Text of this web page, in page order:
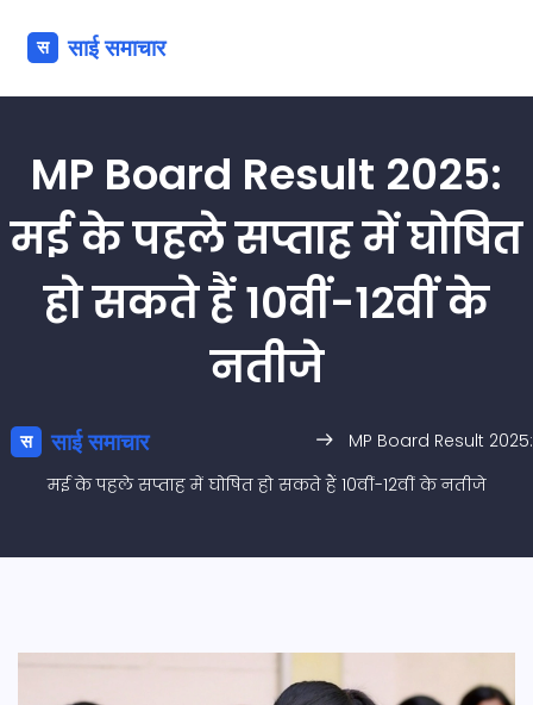
MP Board Result 2025:
मई के पहले सप्ताह में घोषित
हो सकते हैं 10वीं-12वीं के
नतीजे
MP Board Result 2025:
मई के पहले सप्ताह में घोषित हो सकते हैं 10वीं-12वीं के नतीजे